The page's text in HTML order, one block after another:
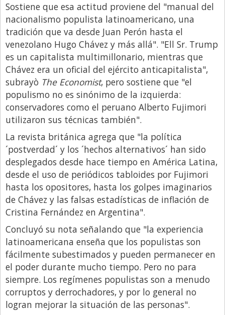
Opinion
País
Publicidad y Marketing
Real Estate y Propiedades
Responsabilidad Social
Salidas
Santa Fe
Show Business
Sociedad
Tecnología
Tendencias
Viajes
Sostiene que esa actitud proviene del "manual del
nacionalismo populista latinoamericano, una
tradición que va desde Juan Perón hasta el
venezolano Hugo Chávez y más allá". "Ell Sr. Trump
es un capitalista multimillonario, mientras que
Chávez era un oficial del ejército anticapitalista",
subrayò The Economist, pero sostiene que "el
populismo no es sinónimo de la izquierda:
conservadores como el peruano Alberto Fujimori
utilizaron sus técnicas también".
La revista británica agrega que "la política
´postverdad´ y los ´hechos alternativos´ han sido
desplegados desde hace tiempo en América Latina,
desde el uso de periódicos tabloides por Fujimori
hasta los opositores, hasta los golpes imaginarios
de Chávez y las falsas estadísticas de inflación de
Cristina Fernández en Argentina".
Concluyó su nota señalando que "la experiencia
latinoamericana enseña que los populistas son
fácilmente subestimados y pueden permanecer en
el poder durante mucho tiempo. Pero no para
siempre. Los regímenes populistas son a menudo
corruptos y derrochadores, y por lo general no
logran mejorar la situación de las personas".